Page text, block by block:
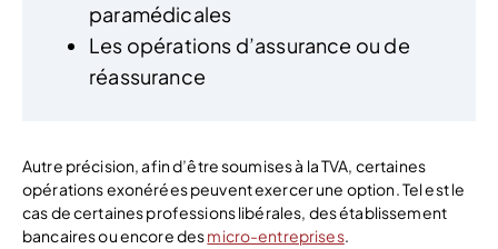
paramédicales
Les opérations d’assurance ou de
réassurance
Autre précision, afin d’être soumises à la TVA, certaines
opérations exonérées peuvent exercer une option. Tel est le
cas de certaines professions libérales, des établissement
bancaires ou encore desmicro-entreprises.